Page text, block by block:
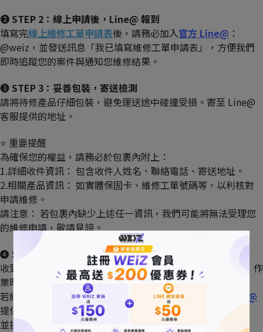
❷ STEP 2：線上申請後，Line@ 報到
填寫完線上維修工單申請表後，請務必加入官方 Line@ ：
@weiz，並發送訊息「我已填寫維修工單申請表」，方便我們
即時追蹤您的案件與通知您維修結果。
❸ STEP 3：妥善包裝，寄送檢測
請將待修產品仔細包裝，避免運送途中碰撞受損。寄至 Line@
客服提供的地址。
⭐️ 重要提醒
為確保您的權益，請務必於包裹內附上：
1.詳細收件資訊： 包含收件人姓名、聯絡電話、寄送地址。
2.相關產品資訊： 如實體保固卡、維修工單號碼等，以利核對
申請維修。
請注意： 若包裹內缺少上述任一資訊，我們可能將無法受理您
的維修申請，敬請見諒。
❹ STEP 4：專業檢測與維修
收到您的包裹後，我們將把產品寄送至原廠進行檢測與維修，作
業時間約需 7-25 個工作天。
若經檢測產品狀態良好，不需維修，我們也會透過
官方 Line@
提供您產品使用建議及問題排除方式，
並提供最完善的售後服務！